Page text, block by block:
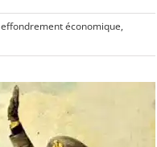
économique,